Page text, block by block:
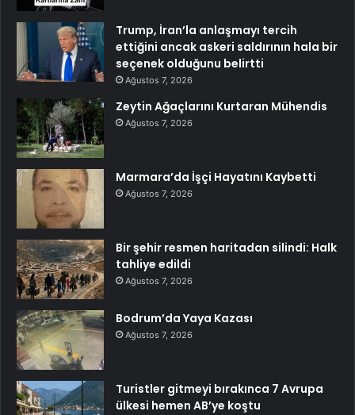
Trump, İran’la anlaşmayı tercih
ettiğini ancak askeri saldırının hala bir
seçenek olduğunu belirtti
Ağustos 7, 2026
Zeytin Ağaçlarını Kurtaran Mühendis
Ağustos 7, 2026
Marmara’da İşçi Hayatını Kaybetti
Ağustos 7, 2026
Bir şehir resmen haritadan silindi: Halk
tahliye edildi
Ağustos 7, 2026
Bodrum’da Yaya Kazası
Ağustos 7, 2026
Turistler gitmeyi bırakınca 7 Avrupa
ülkesi hemen AB’ye koştu